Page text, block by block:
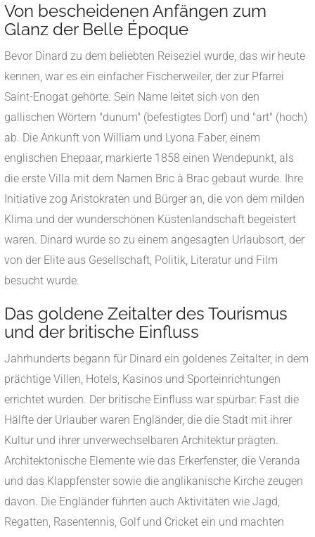
Von bescheidenen Anfängen zum
Glanz der Belle Époque
Bevor Dinard zu dem beliebten Reiseziel wurde, das wir heute
kennen, war es ein einfacher Fischerweiler, der zur Pfarrei
Saint-Enogat gehörte. Sein Name leitet sich von den
gallischen Wörtern "dunum" (befestigtes Dorf) und "art" (hoch)
ab. Die Ankunft von William und Lyona Faber, einem
englischen Ehepaar, markierte 1858 einen Wendepunkt, als
die erste Villa mit dem Namen Bric à Brac gebaut wurde. Ihre
Initiative zog Aristokraten und Bürger an, die von dem milden
Klima und der wunderschönen Küstenlandschaft begeistert
waren. Dinard wurde so zu einem angesagten Urlaubsort, der
von der Elite aus Gesellschaft, Politik, Literatur und Film
besucht wurde.
Das goldene Zeitalter des Tourismus
und der britische Einfluss
Jahrhunderts begann für Dinard ein goldenes Zeitalter, in dem
prächtige Villen, Hotels, Kasinos und Sporteinrichtungen
errichtet wurden. Der britische Einfluss war spürbar: Fast die
Hälfte der Urlauber waren Engländer, die die Stadt mit ihrer
Kultur und ihrer unverwechselbaren Architektur prägten.
Architektonische Elemente wie das Erkerfenster, die Veranda
und das Klappfenster sowie die anglikanische Kirche zeugen
davon. Die Engländer führten auch Aktivitäten wie Jagd,
Regatten, Rasentennis, Golf und Cricket ein und machten